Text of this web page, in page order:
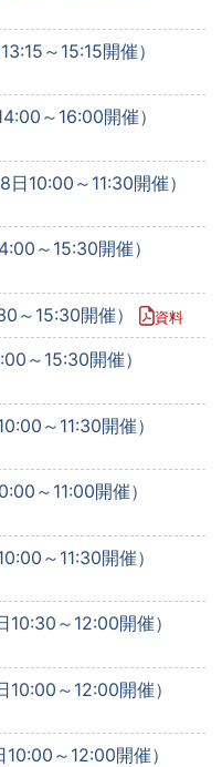
～15:15開催）
～16:00開催）
10:00～11:30開催）
～15:30開催）
～15:30開催） 資料
～15:30開催）
～11:30開催）
～11:00開催）
～11:30開催）
～12:00開催）
～12:00開催）
～12:00開催）